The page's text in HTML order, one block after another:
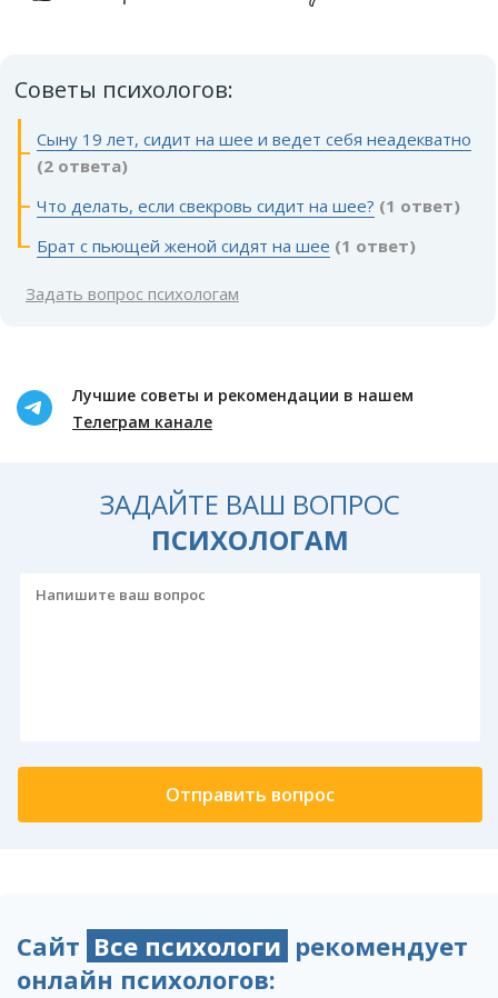
Советы психологов:
Сыну 19 лет, сидит на шее и ведет себя неадекватно
(2 ответа)
Что делать, если свекровь сидит на шее? (1 ответ)
Брат с пьющей женой сидят на шее (1 ответ)
Задать вопрос психологам
Лучшие советы и рекомендации в нашем
Телеграм канале
ЗАДАЙТЕ ВАШ ВОПРОС
ПСИХОЛОГАМ
Сайт Все психологи рекомендует
онлайн психологов: